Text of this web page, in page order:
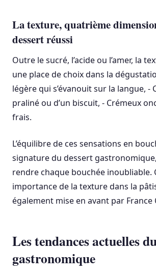
La texture, quatrième
dessert réussi
Outre le sucré, l’acide ou l’amer, la
une place de choix dans la
légère qui s’évanouit sur la langue, -
praliné ou d’un biscuit, - Crémeux
frais.
L’équilibre de ces sensations en
signature du dessert
rendre chaque bouchée inoubliable.
importance de la texture dans la
également mise en avant par France
Les tendances actuelles
gastronomique